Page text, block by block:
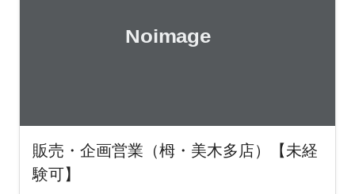
販売・企画営業（栂・美木多店）【未経
験可】